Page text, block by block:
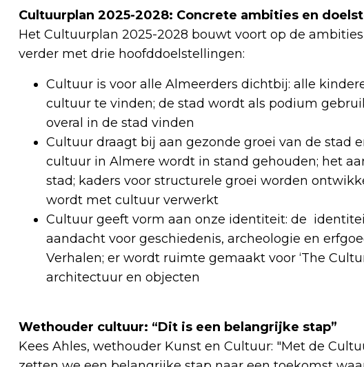
Cultuurplan 2025-2028: Concrete ambities en
Het Cultuurplan 2025-2028 bouwt voort op de
verder met drie hoofddoelstellingen:
Cultuur is voor alle Almeerders dichtbij: alle
cultuur te vinden; de stad wordt als podium
overal in de stad vinden
Cultuur draagt bij aan gezonde groei van de stad
cultuur in Almere wordt in stand gehouden; het
stad; kaders voor structurele groei worden
wordt met cultuur verwerkt
Cultuur geeft vorm aan onze identiteit: de
aandacht voor geschiedenis, archeologie en
Verhalen; er wordt ruimte gemaakt voor ‘The
architectuur en objecten
Wethouder cultuur: “Dit is een belangrijke stap”
Kees Ahles, wethouder Kunst en Cultuur: "Met de